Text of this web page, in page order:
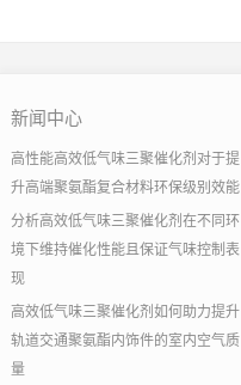
新闻中心
高性能高效低气味三聚催化剂对于提
升高端聚氨酯复合材料环保级别效能
分析高效低气味三聚催化剂在不同环
境下维持催化性能且保证气味控制表
现
高效低气味三聚催化剂如何助力提升
轨道交通聚氨酯内饰件的室内空气质
量